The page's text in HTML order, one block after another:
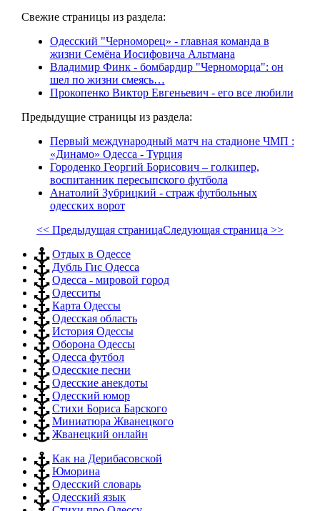
Свежие страницы из раздела:
Одесский "Черноморец» - главная команда в
жизни Семёна Иосифовича Альтмана
Владимир Финк - бомбардир "Черноморца": он
шел по жизни смеясь…
Прокопенко Виктор Евгеньевич - его все любили
Предыдущие страницы из раздела:
Первый международный матч на стадионе ЧМП :
«Динамо» Одесса - Турция
Городенко Георгий Борисович – голкипер,
воспитанник пересыпского футбола
Анатолий Зубрицкий - страж футбольных
одесских ворот
<< Предыдущая страницаСледующая страница >>
Отдых в Одессе
Дубль Гис Одесса
Одесса - мировой город
Одесситы
Карта Одессы
Одесская область
История Одессы
Оборона Одессы
Одесса футбол
Одесские песни
Одесские анекдоты
Одесский юмор
Стихи Бориса Барского
Миниатюра Жванецкого
Жванецкий онлайн
Как на Дерибасовской
Юморина
Одесский словарь
Одесский язык